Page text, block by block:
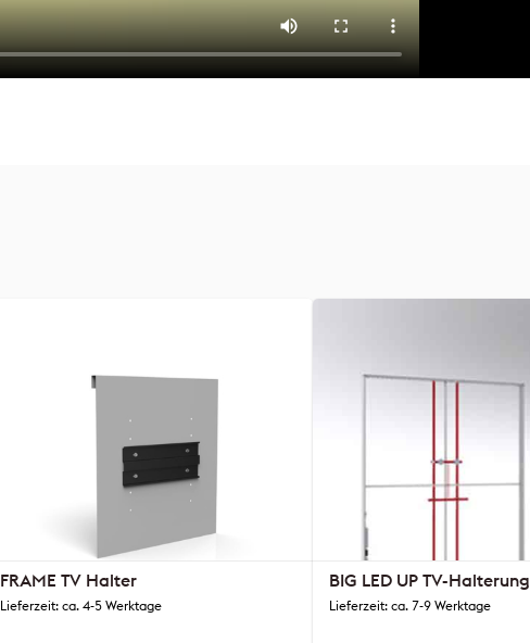
FRAME TV Halter
Lieferzeit: ca. 4-5 Werktage
BIG LED UP TV-Halterung
Lieferzeit: ca. 7-9 Werktage